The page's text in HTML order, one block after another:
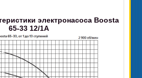
электронасоса Boosta
65-33 12/1А